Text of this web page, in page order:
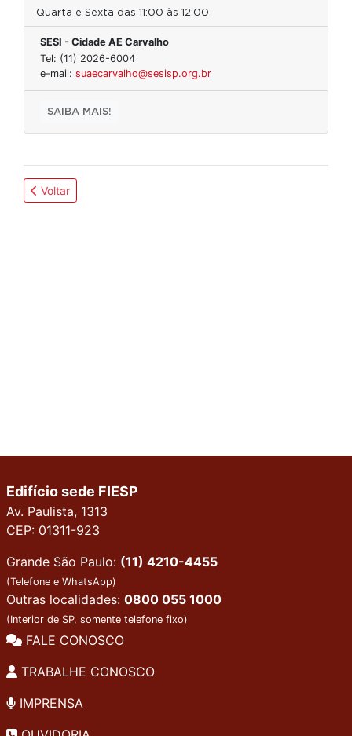
Quarta e Sexta das 11:00 às 12:00
SESI - Cidade AE Carvalho
Tel: (11) 2026-6004
e-mail: suaecarvalho@sesisp.org.br
SAIBA MAIS!
Voltar
Edifício sede FIESP
Av. Paulista, 1313
CEP: 01311-923
Grande São Paulo: (11) 4210-4455
(Telefone e WhatsApp)
Outras localidades: 0800 055 1000
(Interior de SP, somente telefone fixo)
FALE CONOSCO
TRABALHE CONOSCO
IMPRENSA